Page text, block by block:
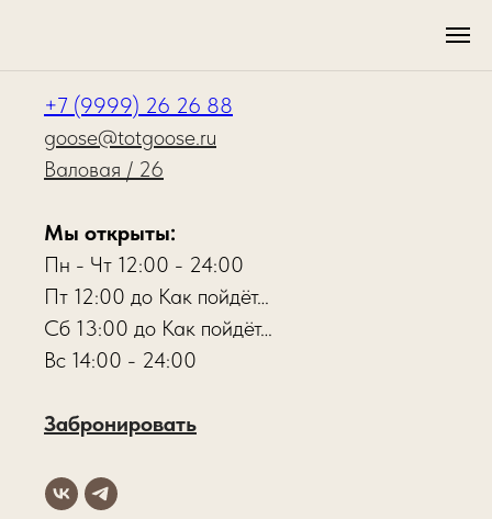
+7 (9999) 26 26 88
goose@totgoose.ru
Валовая / 26
Мы открыты:
Пн - Чт 12:00 - 24:00
Пт 12:00 до Как пойдёт…
Сб 13:00 до Как пойдёт…
Вс 14:00 - 24:00
Забронировать